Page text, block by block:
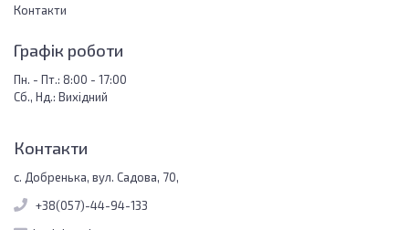
Контакти
Графік роботи
Пн. - Пт.: 8:00 - 17:00
Сб., Нд.: Вихідний
Контакти
с. Добренька, вул. Садова, 70,
+38(057)-44-94-133